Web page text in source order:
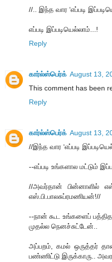
//.. இந்த வார ‘எப்படி
எப்படி இப்படியெல்லாம்...!
Reply
கார்ல்ஸ்பெர்க் August 13,
This comment has been
Reply
கார்ல்ஸ்பெர்க் August 13,
//இந்த வார ‘எப்படி
--எப்படி உங்களால மட்டும்
//அவர்தான் பின்னாளில்
எஸ்.பி.பாலசுப்ரமணியன்!//
--நான் கூட உங்களைப்
முதல்ல நெனச்சுட்டேன்..
அப்பறம், கமல் ஒருத்தர்
பண்ணிட்டு இருக்காரு..